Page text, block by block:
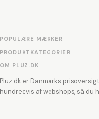
POPULÆRE MÆRKER
PRODUKTKATEGORIER
OM PLUZ.DK
Pluz.dk er Danmarks
hundredvis af webshops, så du